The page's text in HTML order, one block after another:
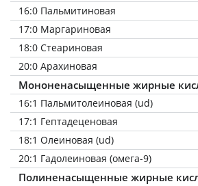
16:0 Пальмитиновая
17:0 Маргариновая
18:0 Стеариновая
20:0 Арахиновая
Мононенасыщенные жирные
16:1 Пальмитолеиновая (ud)
17:1 Гептадеценовая
18:1 Олеиновая (ud)
20:1 Гадолеиновая (омега-9)
Полиненасыщенные жирные